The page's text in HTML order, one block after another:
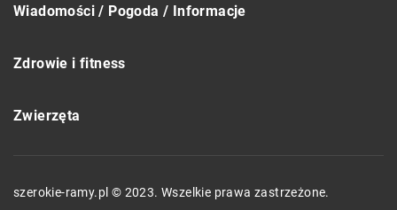
Wiadomości / Pogoda / Informacje
Zdrowie i fitness
Zwierzęta
szerokie-ramy.pl © 2023. Wszelkie prawa zastrzeżone.